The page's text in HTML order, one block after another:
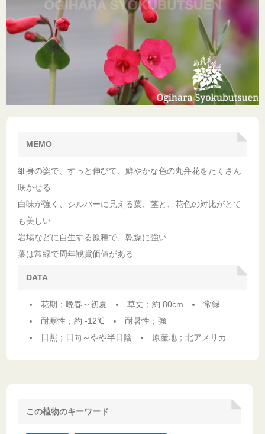
MEMO
細身の姿で、すっと伸びて、鮮やかな色の丸弁花をたくさん
咲かせる
白味が強く、シルバーに見える葉、茎と、花色の対比がとて
も美しい
岩場などに自生する原種で、乾燥に強い
葉は常緑で周年観賞価値がある
DATA
花期；晩春～初夏 草丈；約 80cm
常緑
耐寒性；約 -12℃
耐暑性；強
日照；日向～やや半日陰
原産地；北アメリカ
この植物のキーワード